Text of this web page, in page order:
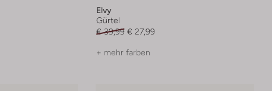
Elvy
Gürtel
€ 39,99 € 27,99
+ mehr farben